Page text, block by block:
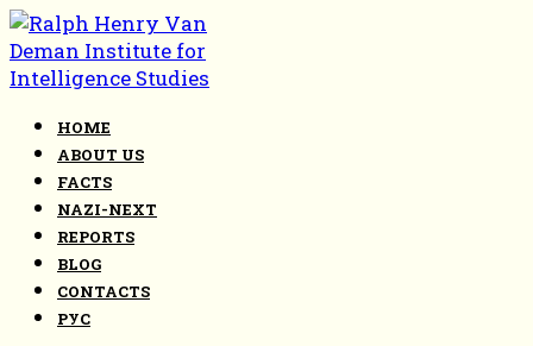
Skip
to
content
HOME
ABOUT US
FACTS
NAZI-NEXT
REPORTS
BLOG
CONTACTS
РУС